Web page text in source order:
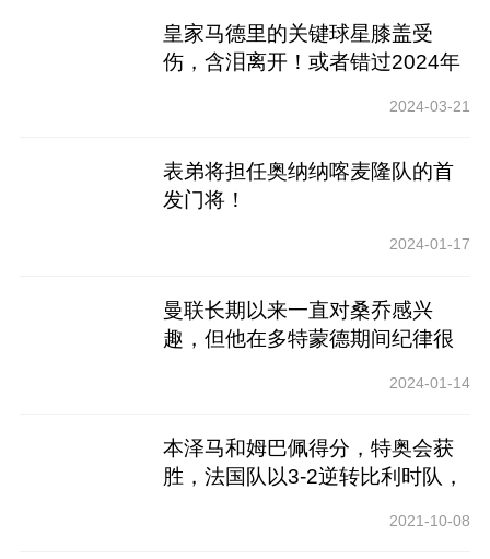
皇家马德里的关键球星膝盖受
伤，含泪离开！或者错过2024年
2024-03-21
表弟将担任奥纳纳喀麦隆队的首
发门将！
2024-01-17
曼联长期以来一直对桑乔感兴
趣，但他在多特蒙德期间纪律很
2024-01-14
本泽马和姆巴佩得分，特奥会获
胜，法国队以3-2逆转比利时队，
2021-10-08